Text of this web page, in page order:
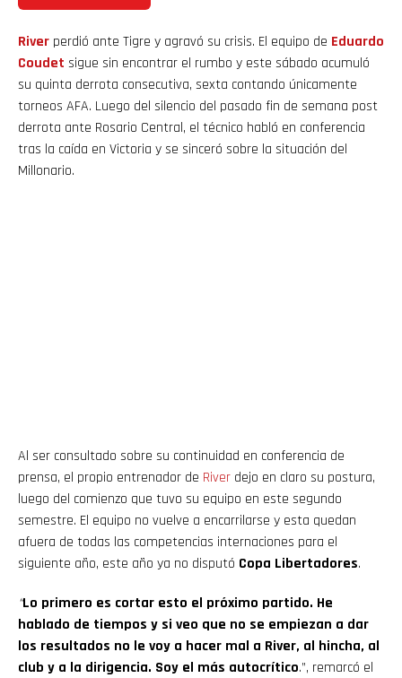
River perdió ante Tigre y agravó su crisis. El equipo de Eduardo
Coudet sigue sin encontrar el rumbo y este sábado acumuló
su quinta derrota consecutiva, sexta contando únicamente
torneos AFA. Luego del silencio del pasado fin de semana post
derrota ante Rosario Central, el técnico habló en conferencia
tras la caída en Victoria y se sinceró sobre la situación del
Millonario.
Al ser consultado sobre su continuidad en conferencia de
prensa, el propio entrenador de River dejo en claro su postura,
luego del comienzo que tuvo su equipo en este segundo
semestre. El equipo no vuelve a encarrilarse y esta quedan
afuera de todas las competencias internaciones para el
siguiente año, este año ya no disputó Copa Libertadores.
“Lo primero es cortar esto el próximo partido. He
hablado de tiempos y si veo que no se empiezan a dar
los resultados no le voy a hacer mal a River, al hincha, al
club y a la dirigencia. Soy el más autocrítico.”, remarcó el